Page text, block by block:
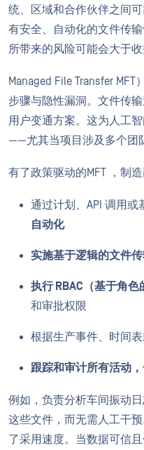
统、区域和合作伙伴之间
有安全、自动化的文件传
所带来的风险可能会大于收
Managed File Transfer
步骤与隐性漏洞。文件传
用户变通方案。这为人工
——尤其当项目涉及多个团
有了政策驱动的MFT ，制
通过计划、API 调用或
自动化
实施基于逻辑的文件
执行 RBAC（基于角色
和审批权限
根据生产事件、时间
跟踪和审计所有活动，
例如，负责分析车间振动
这些文件，而无需人工干
了采用速度。当数据可信